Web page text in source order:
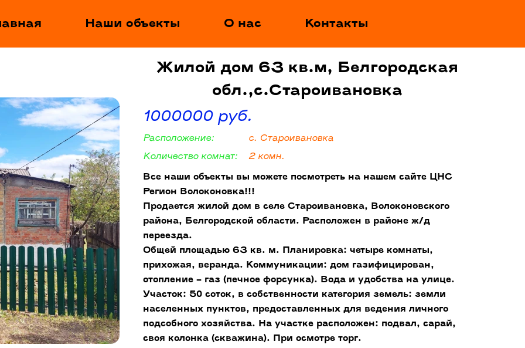
Наши объекты О нас Контакты
Жилой дом 63 кв.м, Белгородская
обл.,с.Староивановка
1000000 руб.
Расположение: с. Староивановка
Количество комнат: 2 комн.
Все наши объекты вы можете посмотреть на нашем сайте ЦНС
Регион Волоконовка!!!
Продается жилой дом в селе Староивановка, Волоконовского
района, Белгородской области. Расположен в районе ж/д
переезда.
Общей площадью 63 кв. м. Планировка: четыре комнаты,
прихожая, веранда. Коммуникации: дом газифицирован,
отопление – газ (печное форсунка). Вода и удобства на улице.
Участок: 50 соток, в собственности категория земель: земли
населенных пунктов, предоставленных для ведения личного
подсобного хозяйства. На участке расположен: подвал, сарай,
своя колонка (скважина). При осмотре торг.